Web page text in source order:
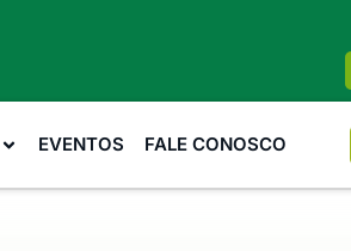
EVENTOS FALE CONOSCO